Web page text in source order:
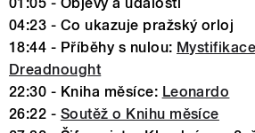
04:23 - Co ukazuje pražský orloj
18:44 - Příběhy s nulou:
Dreadnought
22:30 - Kniha měsíce: Leonardo
26:22 - Soutěž o Knihu měsíce